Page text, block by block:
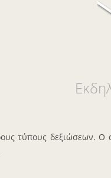
τύπους δεξιώσεων.